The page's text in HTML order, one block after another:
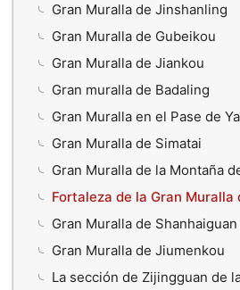
Gran Muralla de Jinshanling
Gran Muralla de Gubeikou
Gran Muralla de Jiankou
Gran muralla de Badaling
Gran Muralla en el Pase de
Gran Muralla de Simatai
Gran Muralla de la Montaña
Fortaleza de la Gran Muralla
Gran Muralla de Shanhaiguan
Gran Muralla de Jiumenkou
La sección de Zijingguan de